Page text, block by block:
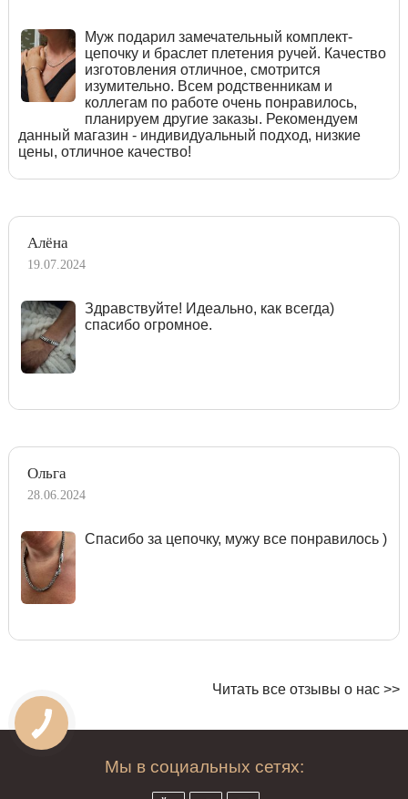
Муж подарил замечательный комплект-
цепочку и браслет плетения ручей. Качество
изготовления отличное, смотрится
изумительно. Всем родственникам и
коллегам по работе очень понравилось,
планируем другие заказы. Рекомендуем
данный магазин - индивидуальный подход, низкие
цены, отличное качество!
Алёна
19.07.2024
Здравствуйте! Идеально, как всегда)
спасибо огромное.
Ольга
28.06.2024
Спасибо за цепочку, мужу все понравилось )
Читать все отзывы о нас >>
Мы в социальных сетях: